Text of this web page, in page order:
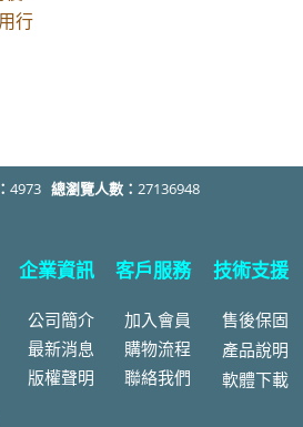
行
4973 總瀏覽人數： 27136948
企業資訊
公司簡介
最新消息
版權聲明
客戶服務
加入會員
購物流程
聯絡我們
技術支援
售後保固
產品說明
軟體下載